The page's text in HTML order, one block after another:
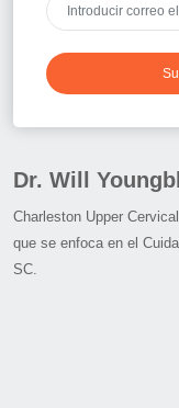
Dr. Will
Charleston Upper
que se enfoca en el
SC.